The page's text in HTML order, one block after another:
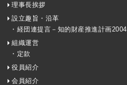
理事長挨拶
設立趣旨・沿革
・経団連提言－知的財産推進計画2004
組織運営
・定款
役員紹介
会員紹介